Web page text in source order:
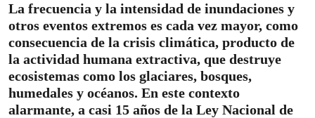
La frecuencia y la intensidad de inundaciones y
otros eventos extremos es cada vez mayor, como
consecuencia de la crisis climática, producto de
la actividad humana extractiva, que destruye
ecosistemas como los glaciares, bosques,
humedales y océanos. En este contexto
alarmante, a casi 15 años de la Ley Nacional de